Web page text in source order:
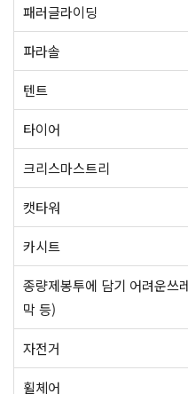
패러글라이딩
파라솔
텐트
타이어
크리스마스트리
캣타워
카시트
종량제봉투에 담기 어려운쓰
막 등)
자전거
휠체어